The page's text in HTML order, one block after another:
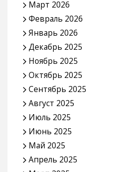
Март 2026
Февраль 2026
Январь 2026
Декабрь 2025
Ноябрь 2025
Октябрь 2025
Сентябрь 2025
Август 2025
Июль 2025
Июнь 2025
Май 2025
Апрель 2025